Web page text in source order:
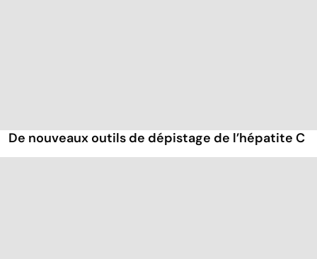
De nouveaux outils de dépistage de l’hépatite C